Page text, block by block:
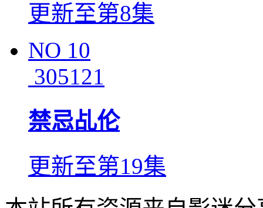
更新至第8集
NO 10
305121
禁忌乩伦
更新至第19集